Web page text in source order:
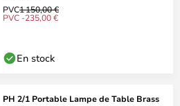
PVC1 150,00 €
PVC -235,00 €
En stock
PH 2/1 Portable Lampe de Table Brass